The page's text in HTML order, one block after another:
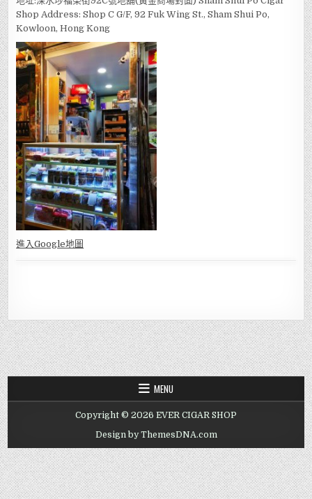
: 92830129
WeChat ID
: evercigar
網頁： http://evercigar.com
地址:深水埗福榮街92C號地舖(黃金商場對面) Sham Shui Po Cigar
Shop Address: Shop C G/F, 92 Fuk Wing St., Sham Shui Po,
Kowloon, Hong Kong